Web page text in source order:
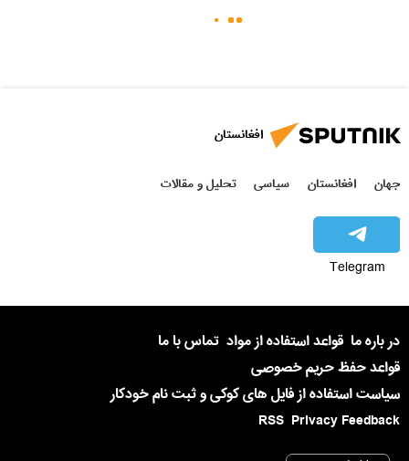
افغانستان
جهان افغانستان سیاسی تحلیل و مقالات
Telegram
در باره ما قواعد استفاده از مواد تماس با ما
قواعد حفظ حریم خصوصی
سیاست استفاده از فایل های کوکی و ثبت نام خودکار
Privacy Feedback
RSS